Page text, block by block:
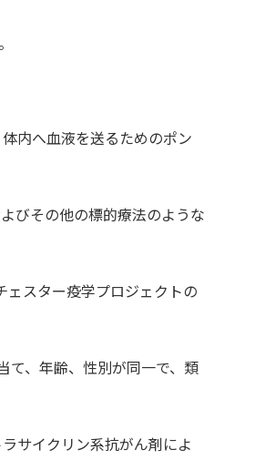
内へ血液を送るためのポン
びその他の標的療法のような
スター疫学プロジェクトの
て、年齢、性別が同一で、類
サイクリン系抗がん剤によ